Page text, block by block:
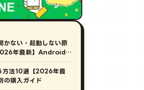
かない・起動しない原
年最新】Android・
法10選【2026年最
の購入ガイド